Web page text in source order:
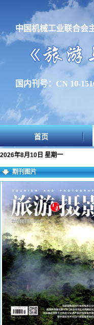
中国机械工业联合会
国内刊号：CN 10-
首页
2026年8月10日 星期一
期刊图片